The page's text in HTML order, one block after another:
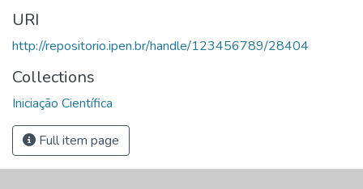
PIBITI, 7., 06-07 de dezembro, 2017, São Paulo, SP.
Resumo expandido...
Disponível em:
http://repositorio.ipen.br/handle/123456789/28404.
Acesso em: 07 Aug 2026.
URI
http://repositorio.ipen.br/handle/123456789/28404
Collections
Iniciação Científica
Full item page